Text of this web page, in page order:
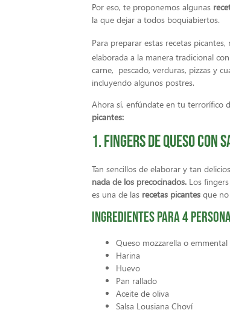
Por eso, te proponemos algunas
la que dejar a todos boquiabiertos.
Para preparar estas recetas
elaborada a la manera tradicional con
carne, pescado, verduras, pizzas y
incluyendo algunos postres.
Ahora sí, enfúndate en tu terrorífico
picantes:
1. Fingers de queso con
Tan sencillos de elaborar y tan
nada de los precocinados. Los
es una de las recetas picantes que
Ingredientes para 4
Queso mozzarella o
Harina
Huevo
Pan rallado
Aceite de oliva
Salsa Lousiana Choví